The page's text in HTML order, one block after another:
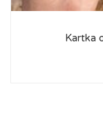
Kartka